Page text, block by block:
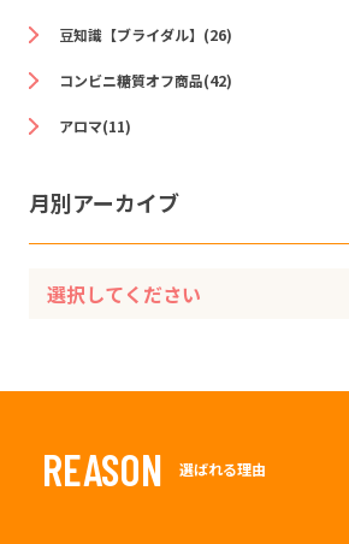
豆知識【ブライダル】(26)
コンビニ糖質オフ商品(42)
アロマ(11)
月別アーカイブ
REASON 選ばれる理由